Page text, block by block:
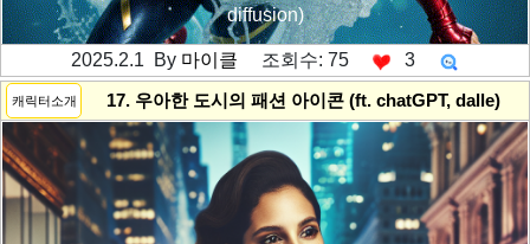
diffusion)
2025.2.1 By 마이클 조회수: 75 3
캐릭터소개 17. 우아한 도시의 패션 아이콘 (ft. chatGPT, dalle)